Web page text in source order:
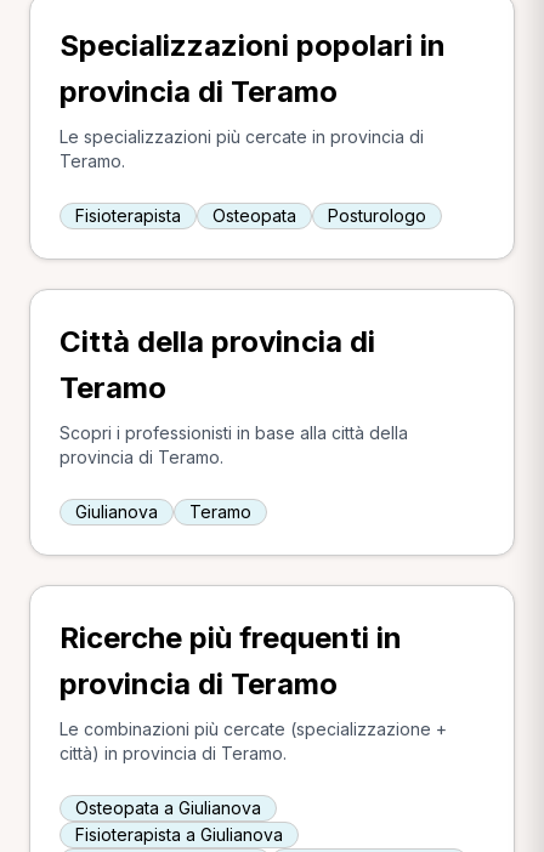
Specializzazioni popolari in
provincia di Teramo
Le specializzazioni più cercate in provincia di
Teramo.
Fisioterapista Osteopata Posturologo
Città della provincia di
Teramo
Scopri i professionisti in base alla città della
provincia di Teramo.
Giulianova Teramo
Ricerche più frequenti in
provincia di Teramo
Le combinazioni più cercate (specializzazione +
città) in provincia di Teramo.
Osteopata a Giulianova
Fisioterapista a Giulianova